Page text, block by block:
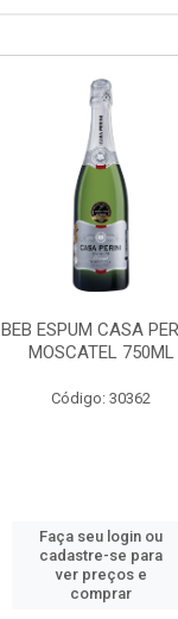
BEB ESPUM CASA
MOSCATEL 750ML
Código: 30362
Faça seu login ou
cadastre-se para
ver preços e
comprar